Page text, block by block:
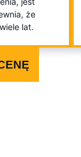
że
lat.